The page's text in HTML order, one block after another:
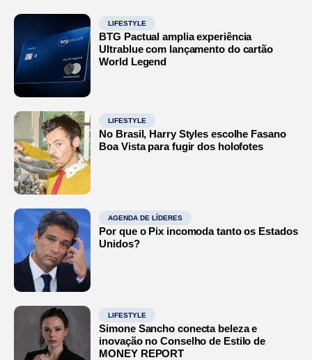
LIFESTYLE
BTG Pactual amplia experiência
Ultrablue com lançamento do cartão
World Legend
LIFESTYLE
No Brasil, Harry Styles escolhe Fasano
Boa Vista para fugir dos holofotes
AGENDA DE LÍDERES
Por que o Pix incomoda tanto os Estados
Unidos?
LIFESTYLE
Simone Sancho conecta beleza e
inovação no Conselho de Estilo de
MONEY REPORT